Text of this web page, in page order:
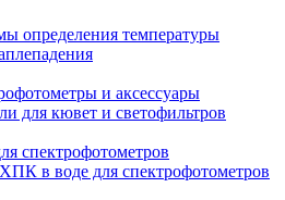
определения температуры
и аксессуары
для кювет и светофильтров
спектрофотометров
в воде для спектрофотометров